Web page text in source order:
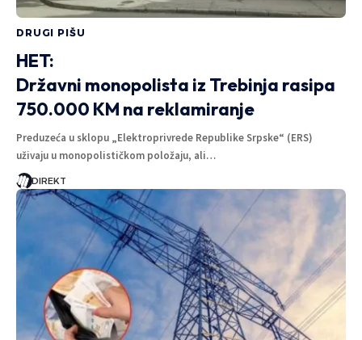
DRUGI PIŠU
HET:
Državni monopolista iz Trebinja rasipa
750.000 KM na reklamiranje
Preduzeća u sklopu „Elektroprivrede Republike Srpske“ (ERS)
uživaju u monopolističkom položaju, ali…
DIREKT